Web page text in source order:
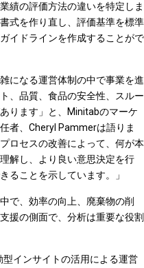
績の評価方法の違いを特定しま
式を作り直し、評価基準を標準
イドラインを作成することがで
になる運営体制の中で事業を進
、品質、食品の安全性、スルー
ります」と、Minitabのマーケ
者、Cheryl Pammerは語りま
ロセスの改善によって、何が本
解し、より良い意思決定を行
ることを示しています。」
で、効率の向上、廃棄物の削
援の側面で、分析は重要な役割
インサイトの活用による運営